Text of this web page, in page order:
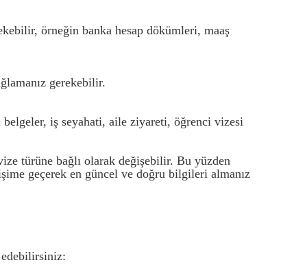
örneğin banka hesap dökümleri, maaş
gerekebilir.
iş seyahati, aile ziyareti, öğrenci vizesi
türüne bağlı olarak değişebilir. Bu yüzden
geçerek en güncel ve doğru bilgileri almanız